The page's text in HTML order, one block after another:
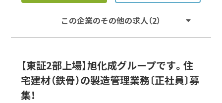
この企業のその他の求人（2）
【東証2部上場】旭化成グループです。住
宅建材（鉄骨）の製造管理業務〔正社員〕募
集！